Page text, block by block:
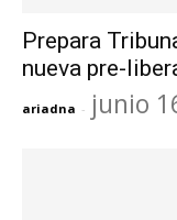
Prepara
nueva pre-
ariadna - junio